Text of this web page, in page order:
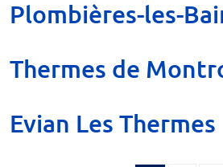
Plombières-les-
Thermes de
Evian Les Thermes